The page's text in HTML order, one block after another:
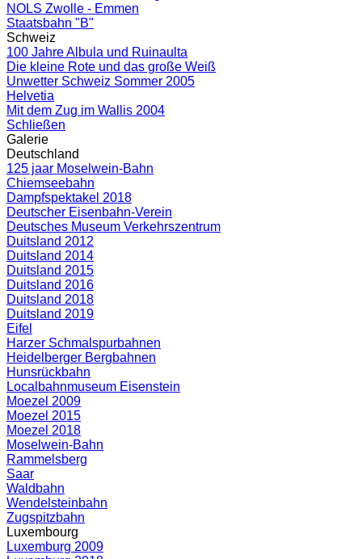
NOLS Zwolle - Emmen
Staatsbahn "B"
Schweiz
100 Jahre Albula und Ruinaulta
Die kleine Rote und das große Weiß
Unwetter Schweiz Sommer 2005
Helvetia
Mit dem Zug im Wallis 2004
Schließen
Galerie
Deutschland
125 jaar Moselwein-Bahn
Chiemseebahn
Dampfspektakel 2018
Deutscher Eisenbahn-Verein
Deutsches Museum Verkehrszentrum
Duitsland 2012
Duitsland 2014
Duitsland 2015
Duitsland 2016
Duitsland 2018
Duitsland 2019
Eifel
Harzer Schmalspurbahnen
Heidelberger Bergbahnen
Hunsrückbahn
Localbahnmuseum Eisenstein
Moezel 2009
Moezel 2015
Moezel 2018
Moselwein-Bahn
Rammelsberg
Saar
Waldbahn
Wendelsteinbahn
Zugspitzbahn
Luxembourg
Luxemburg 2009